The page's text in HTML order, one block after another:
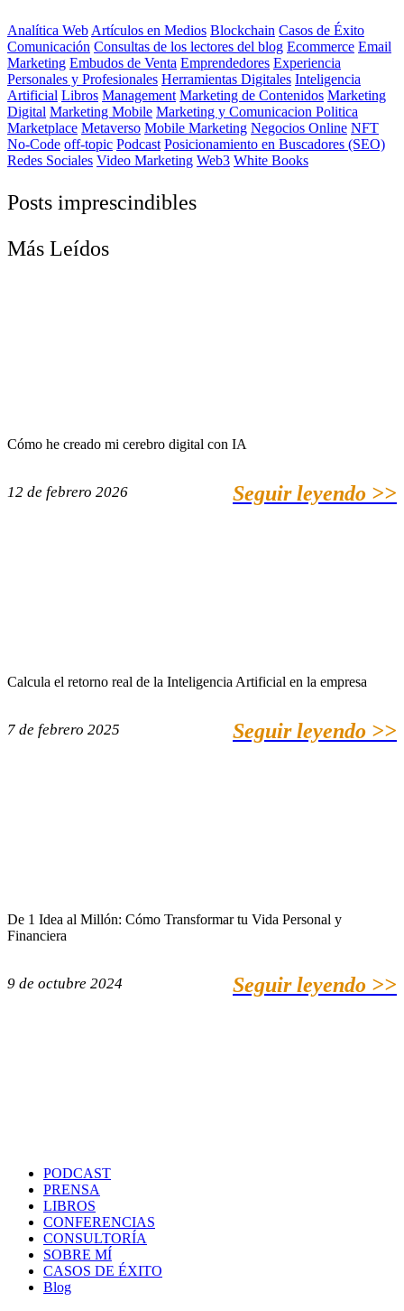
Analítica Web Artículos en Medios Blockchain Casos de Éxito
Comunicación Consultas de los lectores del blog Ecommerce Email
Marketing Embudos de Venta Emprendedores Experiencia
Personales y Profesionales Herramientas Digitales Inteligencia
Artificial Libros Management Marketing de Contenidos Marketing
Digital Marketing Mobile Marketing y Comunicacion Politica
Marketplace Metaverso Mobile Marketing Negocios Online NFT
No-Code off-topic Podcast Posicionamiento en Buscadores (SEO)
Redes Sociales Video Marketing Web3 White Books
Posts imprescindibles
Más Leídos
Cómo he creado mi cerebro digital con IA
12 de febrero 2026 Seguir leyendo >>
Calcula el retorno real de la Inteligencia Artificial en la empresa
7 de febrero 2025 Seguir leyendo >>
De 1 Idea al Millón: Cómo Transformar tu Vida Personal y
Financiera
9 de octubre 2024 Seguir leyendo >>
PODCAST
PRENSA
LIBROS
CONFERENCIAS
CONSULTORÍA
SOBRE MÍ
CASOS DE ÉXITO
Blog